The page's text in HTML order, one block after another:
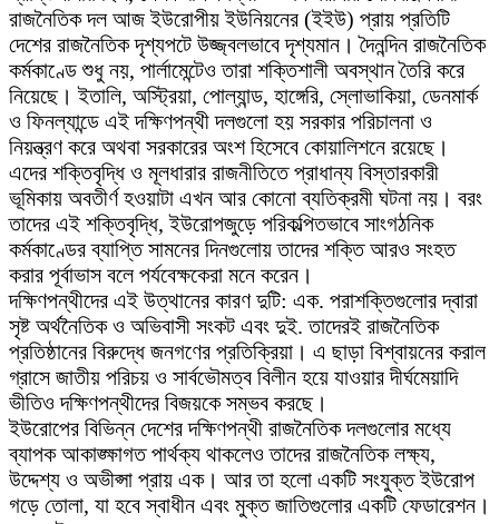
রাজনৈতিক দল আজ ইউরোপীয় ইউনিয়নের (ইইউ) প্রায় প্রতিটি
দেশের রাজনৈতিক দৃশ্যপটে উজ্জ্বলভাবে দৃশ্যমান। দৈনন্দিন রাজনৈতিক
কর্মকাণ্ডে শুধু নয়, পার্লামেন্টেও তারা শক্তিশালী অবস্থান তৈরি করে
নিয়েছে। ইতালি, অস্ট্রিয়া, পোল্যান্ড, হাঙ্গেরি, স্লোভাকিয়া, ডেনমার্ক
ও ফিনল্যান্ডে এই দক্ষিণপন্থী দলগুলো হয় সরকার পরিচালনা ও
নিয়ন্ত্রণ করে অথবা সরকারের অংশ হিসেবে কোয়ালিশনে রয়েছে।
এদের শক্তিবৃদ্ধি ও মূলধারার রাজনীতিতে প্রাধান্য বিস্তারকারী
ভূমিকায় অবতীর্ণ হওয়াটা এখন আর কোনো ব্যতিক্রমী ঘটনা নয়। বরং
তাদের এই শক্তিবৃদ্ধি, ইউরোপজুড়ে পরিকল্পিতভাবে সাংগঠনিক
কর্মকাণ্ডের ব্যাপ্তি সামনের দিনগুলোয় তাদের শক্তি আরও সংহত
করার পূর্বাভাস বলে পর্যবেক্ষকেরা মনে করেন।
দক্ষিণপন্থীদের এই উত্থানের কারণ দুটি: এক. পরাশক্তিগুলোর দ্বারা
সৃষ্ট অর্থনৈতিক ও অভিবাসী সংকট এবং দুই. তাদেরই রাজনৈতিক
প্রতিষ্ঠানের বিরুদ্ধে জনগণের প্রতিক্রিয়া। এ ছাড়া বিশ্বায়নের করাল
গ্রাসে জাতীয় পরিচয় ও সার্বভৌমত্ব বিলীন হয়ে যাওয়ার দীর্ঘমেয়াদি
ভীতিও দক্ষিণপন্থীদের বিজয়কে সম্ভব করছে।
ইউরোপের বিভিন্ন দেশের দক্ষিণপন্থী রাজনৈতিক দলগুলোর মধ্যে
ব্যাপক আকাঙ্ক্ষাগত পার্থক্য থাকলেও তাদের রাজনৈতিক লক্ষ্য,
উদ্দেশ্য ও অভীপ্সা প্রায় এক। আর তা হলো একটি সংযুক্ত ইউরোপ
গড়ে তোলা, যা হবে স্বাধীন এবং মুক্ত জাতিগুলোর একটি ফেডারেশন।